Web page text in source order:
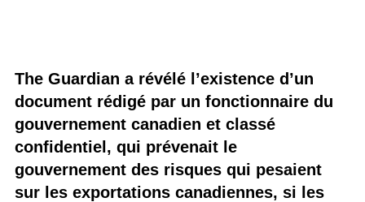
The Guardian a révélé l’existence d’un
document rédigé par un fonctionnaire du
gouvernement canadien et classé
confidentiel, qui prévenait le
gouvernement des risques qui pesaient
sur les exportations canadiennes, si les